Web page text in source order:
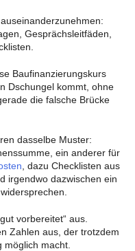
Gesprächsleitfäden,
Baufinanzierungskurs
Dschungel kommt, ohne
die falsche Brücke
dasselbe Muster:
ein anderer für
, dazu Checklisten aus
irgendwo dazwischen ein
vorbereitet“ aus.
Zahlen aus, der trotzdem
möglich macht.